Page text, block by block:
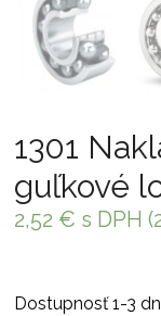
1301
guľkové
2,52 € s DPH (
Dostupnosť 1-3